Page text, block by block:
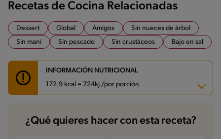
Recetas de Cocina Relacionadas
Dessert Global Amigos
Sin nueces de árbol
Sin maní
Sin pescado Sin crustáceos Bajo en sal
INFORMACIÓN NUTRICIONAL
172.9 kcal = 724kj /por porción
Carbohidratos 25.3 g
Energía 172.9 kcal
¿Qué quieres hacer con esta receta?